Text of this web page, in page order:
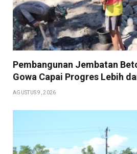
Pembangunan Jembatan
Gowa Capai Progres Lebih
AGUSTUS 9, 2026